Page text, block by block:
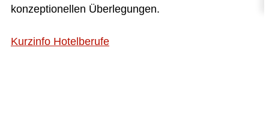
konzeptionellen Überlegungen.
Kurzinfo Hotelberufe